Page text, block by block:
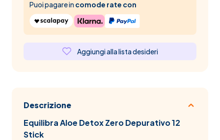
Puoi pagare incomode rate con
Aggiungi alla lista desideri
Descrizione
Equilibra Aloe Detox Zero Depurativo 12
Stick